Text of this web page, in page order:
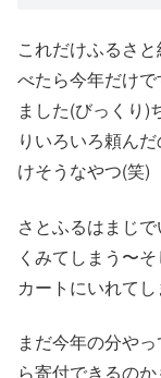
これだけふるさ
べたら今年だけ
ました(びっくり)
りいろいろ頼ん
けそうなやつ(笑)
さとふるはまじ
くみてしまう〜
カートにいれてし
まだ今年の分や
ら寄付できるの